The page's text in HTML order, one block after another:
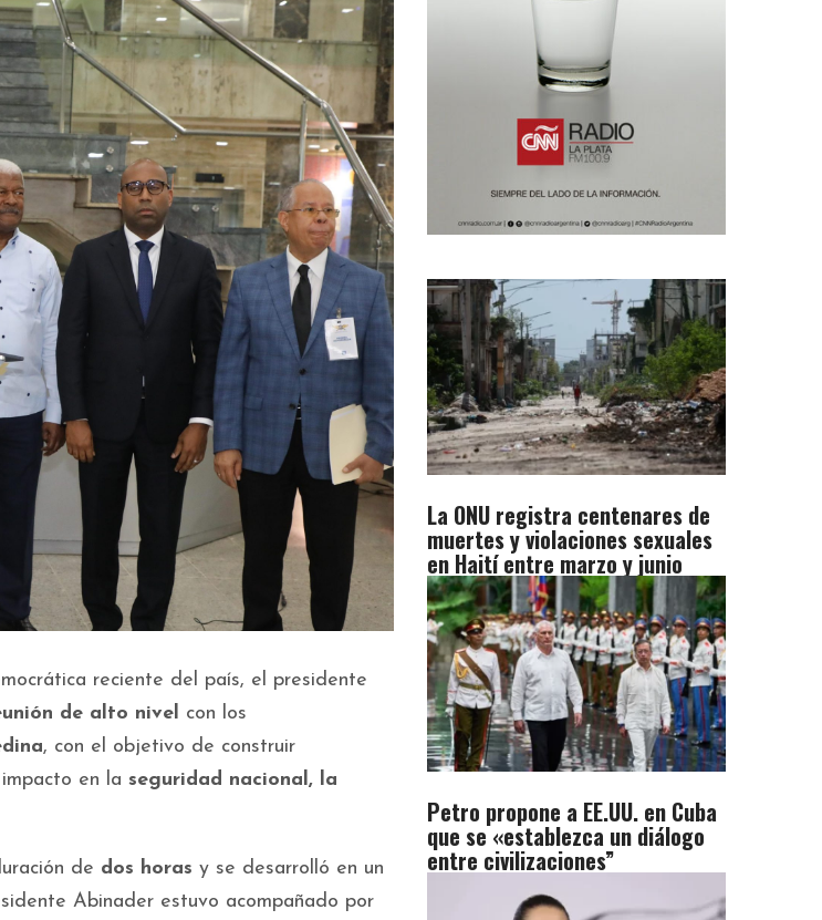
reciente del país, el presidente
de alto nivel
con los
, con el objetivo de construir
en la seguridad nacional, la
de dos horas y se desarrolló en un
Abinader estuvo acompañado por
La ONU registra centenares de
muertes y violaciones sexuales
en Haití entre marzo y junio
Petro propone a EE.UU. en Cuba
que se «establezca un diálogo
entre civilizaciones”